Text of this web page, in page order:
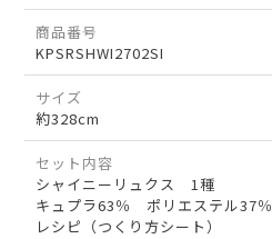
商品番号
KPSRSHWI2702SI
サイズ
約328cm
セット内容
シャイニーリュクス 1種
キュプラ63％ ポリエステル37％
レシピ（つくり方シート）